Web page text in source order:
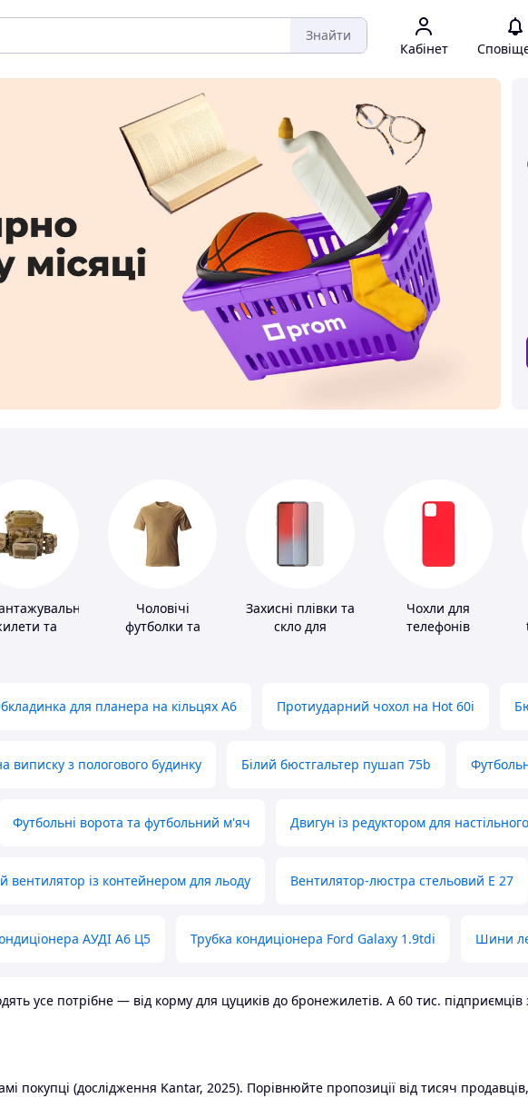
Знайти
Кабінет
та
Чоловічі
футболки та
Захисні плівки та
скло для
Чохли для
телефонів
для планера на кільцях А6 Протиударний чохол на Hot 60i
з пологового будинку Білий бюстгальтер пушап 75b
Футбольні ворота та футбольний м'яч Двигун із редуктором для
вентилятор із контейнером для льоду Вентилятор-люстра стельовий E 27
АУДІ А6 Ц5 Трубка кондиціонера Ford Galaxy 1.9tdi Шини
усе потрібне — від корму для цуциків до бронежилетів. А 60 тис. підприємців
покупці (дослідження Kantar, 2025). Порівнюйте пропозиції від тисяч продавців,